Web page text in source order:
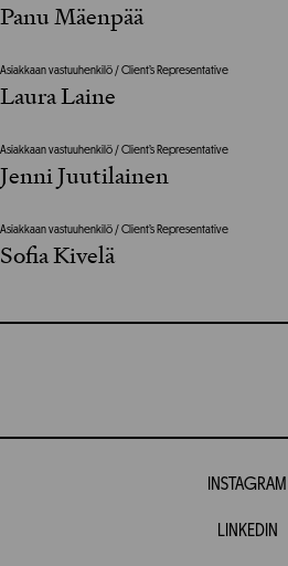
Panu Mäenpää
Asiakkaan vastuuhenkilö / Client’s Representative
Laura Laine
Asiakkaan vastuuhenkilö / Client’s Representative
Jenni Juutilainen
Asiakkaan vastuuhenkilö / Client’s Representative
Sofia Kivelä
INSTAGRAM
LINKEDIN